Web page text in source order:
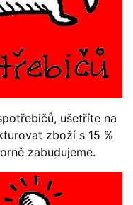
ušetříte na
zboží s 15 %
zabudujeme.